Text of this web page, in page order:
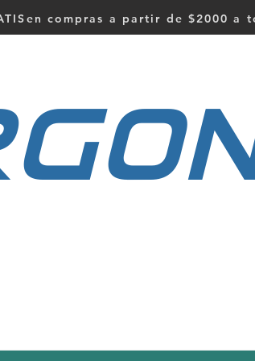
compras a partir de $2000 a